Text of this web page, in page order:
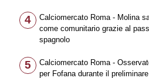
4
Calciomercato Roma - Molina
come comunitario grazie al
spagnolo
5
Calciomercato Roma -
per Fofana durante il